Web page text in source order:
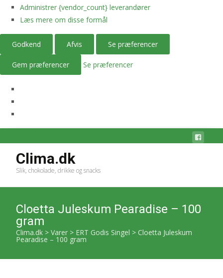
Administrer {vendor_count} leverandører
Læs mere om disse formål
Godkend Afvis Se præferencer
Gem præferencer Se præferencer
Clima.dk
Slik, chokolade, drikke og snacks
Cloetta Juleskum Pearadise – 100
gram
Clima.dk > Varer > ERT Godis Singel > Cloetta Juleskum
Pearadise – 100 gram